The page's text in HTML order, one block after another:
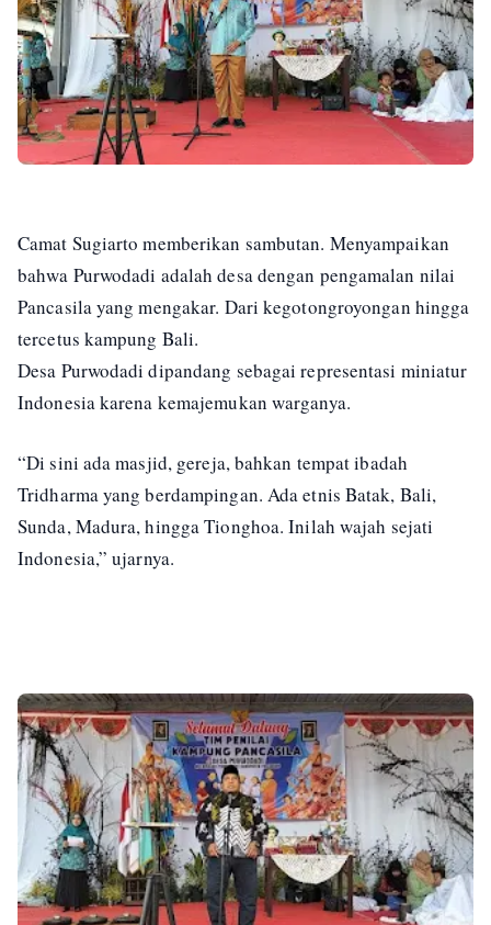
Camat Sugiarto memberikan sambutan. Menyampaikan
bahwa Purwodadi adalah desa dengan pengamalan nilai
Pancasila yang mengakar. Dari kegotongroyongan hingga
tercetus kampung Bali.
Desa Purwodadi dipandang sebagai representasi miniatur
Indonesia karena kemajemukan warganya.
“Di sini ada masjid, gereja, bahkan tempat ibadah
Tridharma yang berdampingan. Ada etnis Batak, Bali,
Sunda, Madura, hingga Tionghoa. Inilah wajah sejati
Indonesia,” ujarnya.